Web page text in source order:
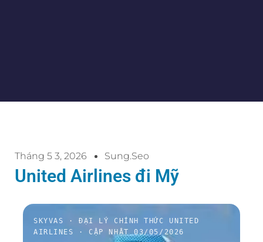
Tháng 5 3, 2026 Sung.seo
United Airlines đi Mỹ
SKYVAS · ĐẠI LÝ CHÍNH THỨC UNITED
AIRLINES · CẬP NHẬT 03/05/2026